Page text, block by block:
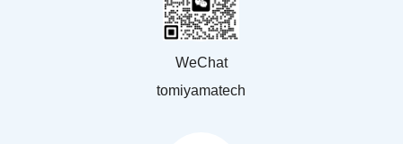
WeChat
tomiyamatech